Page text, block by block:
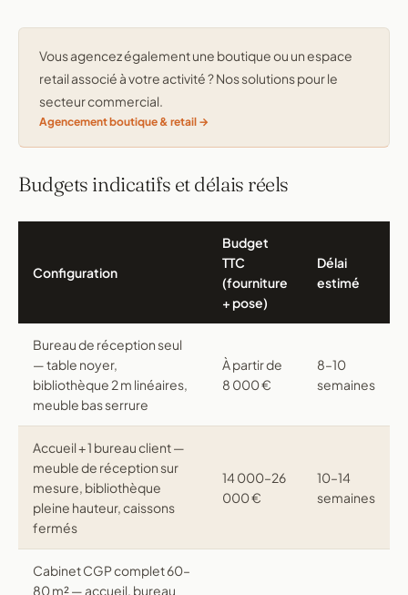
Vous agencez également une boutique ou un espace
retail associé à votre activité ? Nos solutions pour le
secteur commercial.
Agencement boutique & retail
Budgets indicatifs et délais réels
Configuration
Budget
TTC
(fourniture
+ pose)
Délai
estimé
Bureau de réception seul
— table noyer,
bibliothèque 2 m linéaires,
meuble bas serrure
À partir de
8 000 €
8–10
semaines
Accueil + 1 bureau client —
meuble de réception sur
mesure, bibliothèque
pleine hauteur, caissons
fermés
14 000–26
000 €
10–14
semaines
Cabinet CGP complet 60–
80 m² — accueil, bureau